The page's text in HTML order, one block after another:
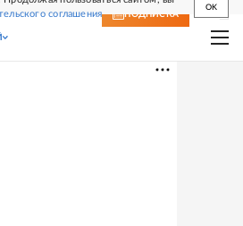
соглашения
OK
ПОДПИСКА